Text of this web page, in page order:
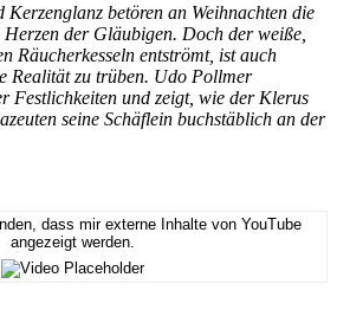
Kerzenglanz betören an Weihnachten die
der Gläubigen. Doch der weiße,
Räucherkesseln entströmt, ist auch
Realität zu trüben. Udo Pollmer
Festlichkeiten und zeigt, wie der Klerus
seine Schäflein buchstäblich an der
dass mir externe Inhalte von YouTube
angezeigt werden.